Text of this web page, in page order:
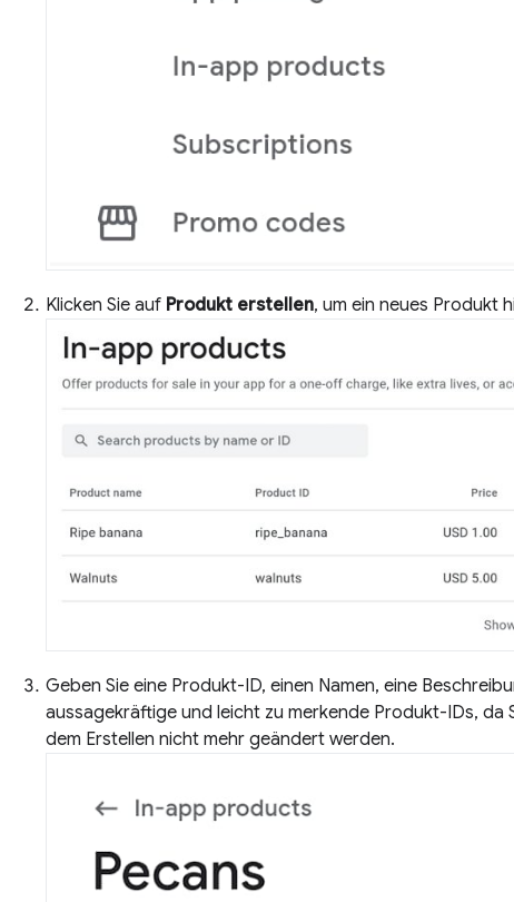
Klicken Sie auf Produkt erstellen, um ein neues Produkt
Geben Sie eine Produkt-ID, einen Namen, eine
aussagekräftige und leicht zu merkende Produkt-IDs, da
dem Erstellen nicht mehr geändert werden.